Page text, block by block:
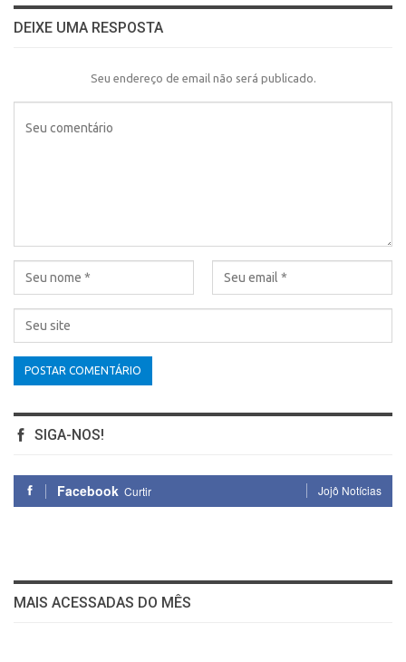
DEIXE UMA RESPOSTA
Seu endereço de email não será publicado.
SIGA-NOS!
Facebook Curtir Jojô Notícias
MAIS ACESSADAS DO MÊS